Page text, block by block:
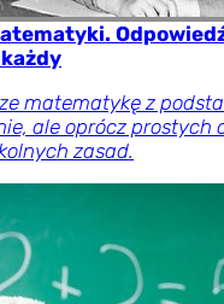
matematykę z
ale oprócz prostych
zasad.